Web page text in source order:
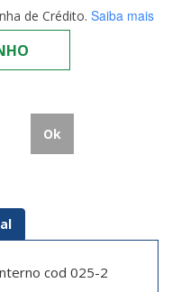
de Crédito. Saiba mais
Ok
cod 025-2